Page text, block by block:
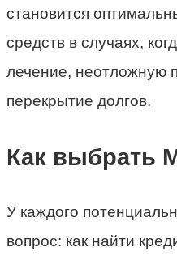
становится
средств в случаях,
лечение, неотложную
перекрытие долгов.
Как выбрать
У каждого
вопрос: как найти